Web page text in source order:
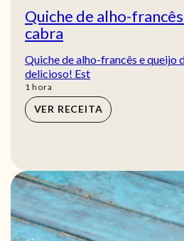
Quiche de alho-
cabra
Quiche de alho-francês e queijo
delicioso! Est
1 hora
hora
VER RECEITA